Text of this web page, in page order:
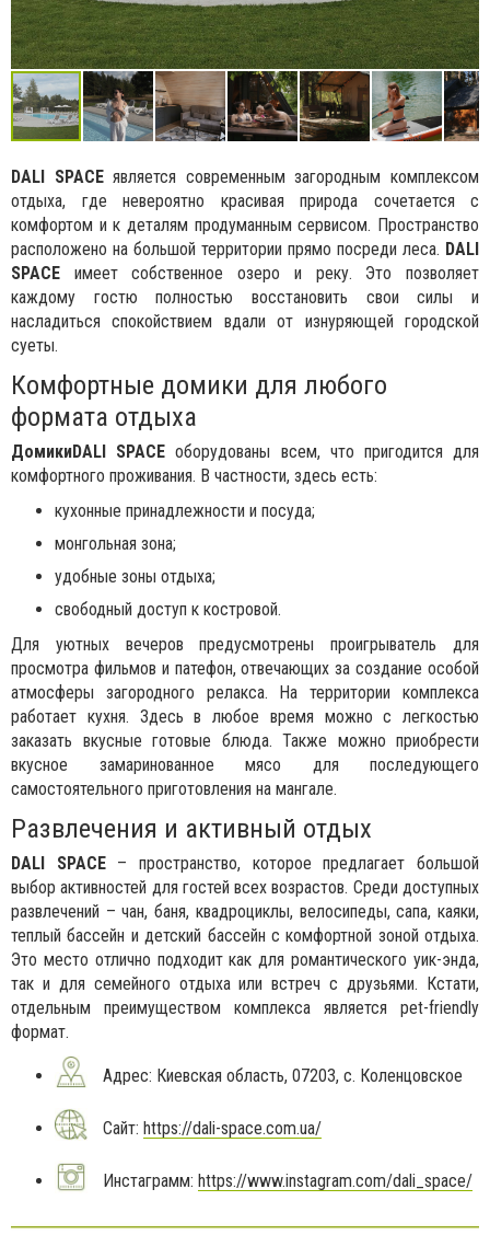
DALI SPACEявляется современным загородным комплексом
отдыха, где невероятно красивая природа сочетается с
комфортом и к деталям продуманным сервисом. Пространство
расположено на большой территории прямо посреди леса. DALI
SPACE имеет собственное озеро и реку. Это позволяет
каждому гостю полностью восстановить свои силы и
насладиться спокойствием вдали от изнуряющей городской
суеты.
Комфортные домики для любого
формата отдыха
ДомикиDALI SPACE оборудованы всем, что пригодится для
комфортного проживания. В частности, здесь есть:
кухонные принадлежности и посуда;
монгольная зона;
удобные зоны отдыха;
свободный доступ к костровой.
Для уютных вечеров предусмотрены проигрыватель для
просмотра фильмов и патефон, отвечающих за создание особой
атмосферы загородного релакса. На территории комплекса
работает кухня. Здесь в любое время можно с легкостью
заказать вкусные готовые блюда. Также можно приобрести
вкусное замаринованное мясо для последующего
самостоятельного приготовления на мангале.
Развлечения и активный отдых
DALI SPACE– пространство, которое предлагает большой
выбор активностей для гостей всех возрастов. Среди доступных
развлечений – чан, баня, квадроциклы, велосипеды, сапа, каяки,
теплый бассейн и детский бассейн с комфортной зоной отдыха.
Это место отлично подходит как для романтического уик-энда,
так и для семейного отдыха или встреч с друзьями. Кстати,
отдельным преимуществом комплекса является pet-friendly
формат.
Адрес: Киевская область, 07203, с. Коленцовское
Сайт: https://dali-space.com.ua/
Инстаграмм: https://www.instagram.com/dali_space/